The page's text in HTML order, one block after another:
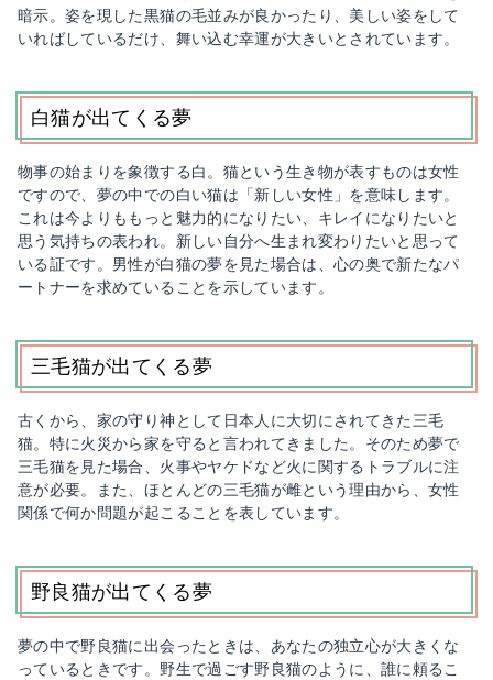
暗示。姿を現した黒猫の毛並みが良かったり、美しい姿をして
いればしているだけ、舞い込む幸運が大きいとされています。
白猫が出てくる夢
物事の始まりを象徴する白。猫という生き物が表すものは女性
ですので、夢の中での白い猫は「新しい女性」を意味します。
これは今よりももっと魅力的になりたい、キレイになりたいと
思う気持ちの表われ。新しい自分へ生まれ変わりたいと思って
いる証です。男性が白猫の夢を見た場合は、心の奥で新たなパ
ートナーを求めていることを示しています。
三毛猫が出てくる夢
古くから、家の守り神として日本人に大切にされてきた三毛
猫。特に火災から家を守ると言われてきました。そのため夢で
三毛猫を見た場合、火事やヤケドなど火に関するトラブルに注
意が必要。また、ほとんどの三毛猫が雌という理由から、女性
関係で何か問題が起こることを表しています。
野良猫が出てくる夢
夢の中で野良猫に出会ったときは、あなたの独立心が大きくな
っているときです。野生で過ごす野良猫のように、誰に頼るこ